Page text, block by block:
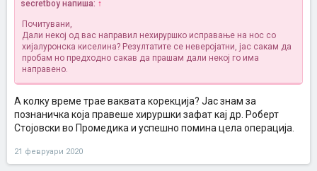
secretboy напиша: ↑
Почитувани,
Дали некој од вас направил нехируршко исправање на нос со
хијалуронска киселина? Резултатите се неверојатни, јас сакам да
пробам но предходно сакав да прашам дали некој го има
направено.
А колку време трае ваквата корекција? Јас знам за
познаничка која правеше хируршки зафат кај др. Роберт
Стојовски во Промедика и успешно помина цела операција.
21 февруари 2020